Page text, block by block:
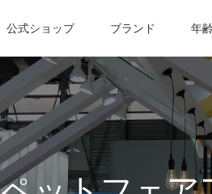
公式ショップ ブランド 年